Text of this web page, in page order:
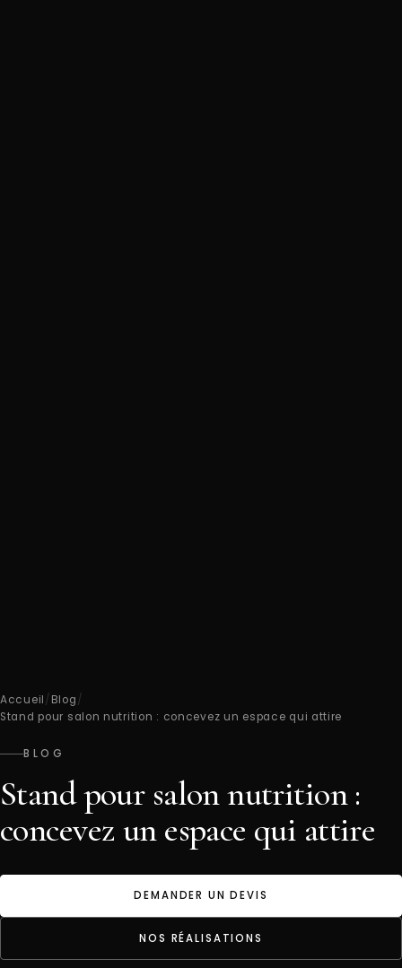
Accueil/ Blog/
Stand pour salon nutrition : concevez un espace qui attire
BLOG
Stand pour salon nutrition :
concevez un espace qui attire
DEMANDER UN DEVIS
NOS RÉALISATIONS